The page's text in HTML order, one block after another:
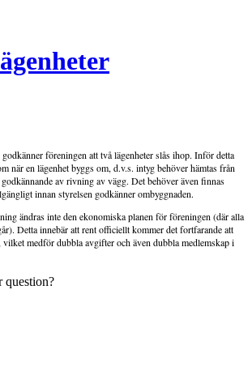
föreningen att två lägenheter slås ihop. Inför detta
när en lägenhet byggs om, d.v.s. intyg behöver hämtas från
av rivning av vägg. Det behöver även finnas
innan styrelsen godkänner ombyggnaden.
ändras inte den ekonomiska planen för föreningen (där alla
Detta innebär att rent officiellt kommer det fortfarande att
vilket medför dubbla avgifter och även dubbla medlemskap i
question?